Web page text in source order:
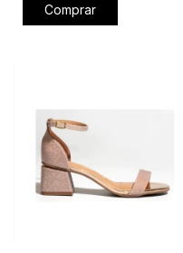
Comprar